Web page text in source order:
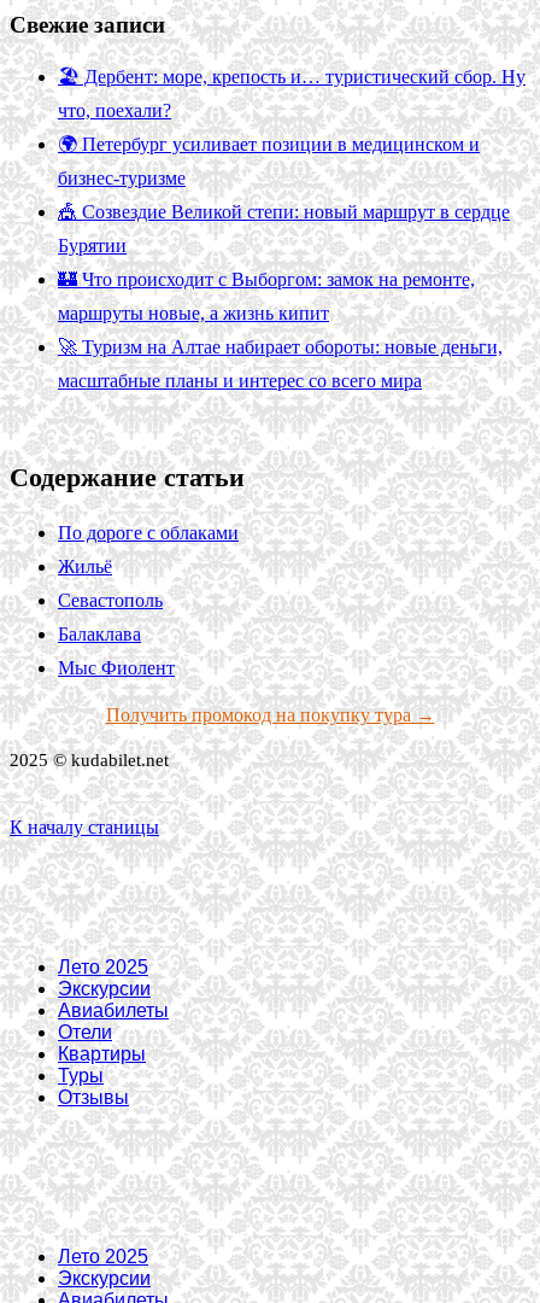
Свежие записи
🏖️ Дербент: море, крепость и… туристический сбор. Ну
что, поехали?
🌍 Петербург усиливает позиции в медицинском и
бизнес-туризме
🎪 Созвездие Великой степи: новый маршрут в сердце
Бурятии
🏰 Что происходит с Выборгом: замок на ремонте,
маршруты новые, а жизнь кипит
🚀 Туризм на Алтае набирает обороты: новые деньги,
масштабные планы и интерес со всего мира
Содержание статьи
По дороге с облаками
Жильё
Севастополь
Балаклава
Мыс Фиолент
Получить промокод на покупку тура →
2025 © kudabilet.net
К началу станицы
Лето 2025
Экскурсии
Авиабилеты
Отели
Квартиры
Туры
Отзывы
Лето 2025
Экскурсии